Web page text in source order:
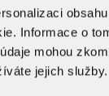
Informace o
mohou
jejich služby.